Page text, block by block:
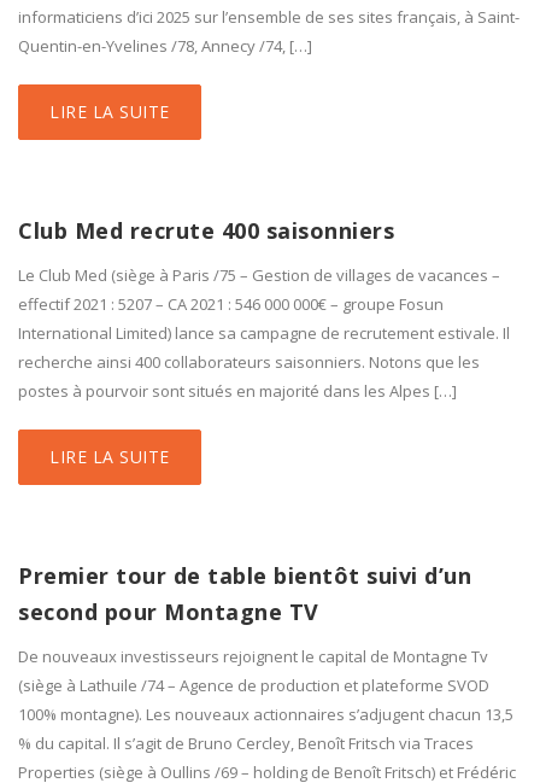
informaticiens d’ici 2025 sur l’ensemble de ses sites français, à Saint-
Quentin-en-Yvelines /78, Annecy /74, […]
LIRE LA SUITE
Club Med recrute 400 saisonniers
Le Club Med (siège à Paris /75 – Gestion de villages de vacances –
effectif 2021 : 5207 – CA 2021 : 546 000 000€ – groupe Fosun
International Limited) lance sa campagne de recrutement estivale. Il
recherche ainsi 400 collaborateurs saisonniers. Notons que les
postes à pourvoir sont situés en majorité dans les Alpes […]
LIRE LA SUITE
Premier tour de table bientôt suivi d’un
second pour Montagne TV
De nouveaux investisseurs rejoignent le capital de Montagne Tv
(siège à Lathuile /74 – Agence de production et plateforme SVOD
100% montagne). Les nouveaux actionnaires s’adjugent chacun 13,5
% du capital. Il s’agit de Bruno Cercley, Benoît Fritsch via Traces
Properties (siège à Oullins /69 – holding de Benoît Fritsch) et Frédéric